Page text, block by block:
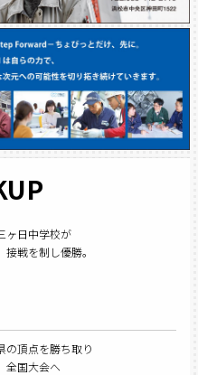
ヶ日中学校が
接戦を制し優勝。
の頂点を勝ち取り
全国大会へ